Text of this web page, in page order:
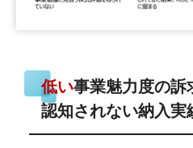
低い事業魅力度の訴
認知されない納入実